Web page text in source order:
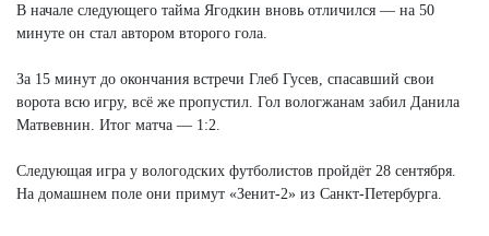
В начале следующего тайма Ягодкин вновь отличился — на 50
минуте он стал автором второго гола.
За 15 минут до окончания встречи Глеб Гусев, спасавший свои
ворота всю игру, всё же пропустил. Гол вологжанам забил Данила
Матвевнин. Итог матча — 1:2.
Следующая игра у вологодских футболистов пройдёт 28 сентября.
На домашнем поле они примут «Зенит-2» из Санкт-Петербурга.